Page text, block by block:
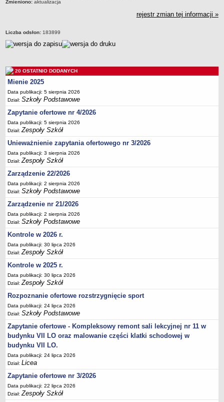
Zarządzenia
Kontrole
Sprawozdania
Deklaracja dostępności
PORADNIE PSYCHOLOGICZNO-PEDAGOGICZNE
Zespół Poradni
Dane podstawowe
Statut
Majątek
Godziny dyżurów
Ogłoszenia
Zarządzenia
Rejestry, ewidencje, archiwa
Kontrole
PONOWNE WYKORZYSTYWANIE
Sprawozdania
Deklaracja dostępności
OŚWIADCZENIA MAJĄTKOWE
PONOWNE WYKORZYSTYWANIE
UDOSTĘPNIANIE INFORMACJI PUBLICZNEJ
OCHRONA DANYCH OSOBOWYCH
Zmieniono: aktualizacja
rejestr zmian tej informacji »
Liczba odsłon: 183899
20 OSTATNIO DODANYCH
Mienie 2025
Data publikacji: 5 sierpnia 2026
Dział:Szkoły Podstawowe
Zapytanie ofertowe nr 4/2026
Data publikacji: 5 sierpnia 2026
Dział:Zespoły Szkół
Unieważnienie zapytania ofertowego nr 3/2026
Data publikacji: 3 sierpnia 2026
Dział:Zespoły Szkół
Zarządzenie 22/2026
Data publikacji: 2 sierpnia 2026
Dział:Szkoły Podstawowe
Zarządzenie nr 21/2026
Data publikacji: 2 sierpnia 2026
Dział:Szkoły Podstawowe
Kontrole w 2026 r.
Data publikacji: 30 lipca 2026
Dział:Zespoły Szkół
Kontrole w 2025 r.
Data publikacji: 30 lipca 2026
Dział:Zespoły Szkół
Rozpoznanie ofertowe rozstrzygnięcie sport
Data publikacji: 24 lipca 2026
Dział:Szkoły Podstawowe
Zapytanie ofertowe - Kompleksowy remont sali lekcyjnej nr 11 w
budynku VII LO oraz malowanie części klatki schodowej w
budynku VII LO.
Data publikacji: 24 lipca 2026
Dział:Licea
Zapytanie ofertowe nr 3/2026
Data publikacji: 22 lipca 2026
Dział:Zespoły Szkół